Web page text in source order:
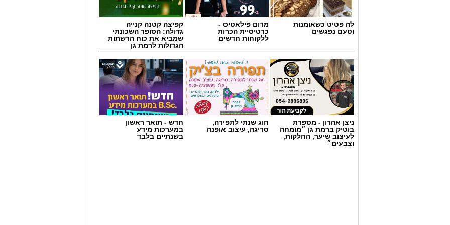
קרדיט תמונה בוסט מדיה
לה פטיט כשאומנות
וטעם נפגשים
מרום פילאטיס -
כרטיסיית הכרות
ללקוחות חדשים
קפיצה קטנה קנייה
גדולה: הסופר השכונתי
שמביא את כוח הרשתות
הגדולות לרמת גן
ניצן אהרון - מספרת
בוטיק ברמת גן ״מומחה
לעיצוב שיער, החלקות,
וצבעים״
חוג שנתי לתפירה,
סריגה, עיצוב אופנה
חדש - תואר ראשון
במערכות מידע
בשנתיים בלבד